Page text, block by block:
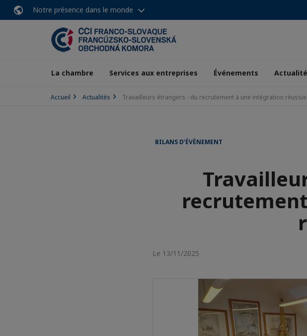
Notre présence dans le monde
La chambre Services aux entreprises Événements
Accueil Actualités Travailleurs étrangers - du recrutement à une intégration réussie
BILANS D’ÉVÈNEMENT
Le 13/11/2025